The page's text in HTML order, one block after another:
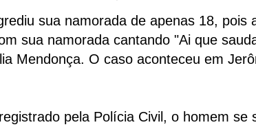
sua namorada de apenas 18, pois
sua namorada cantando "Ai que
Mendonça. O caso aconteceu em
pela Polícia Civil, o homem se